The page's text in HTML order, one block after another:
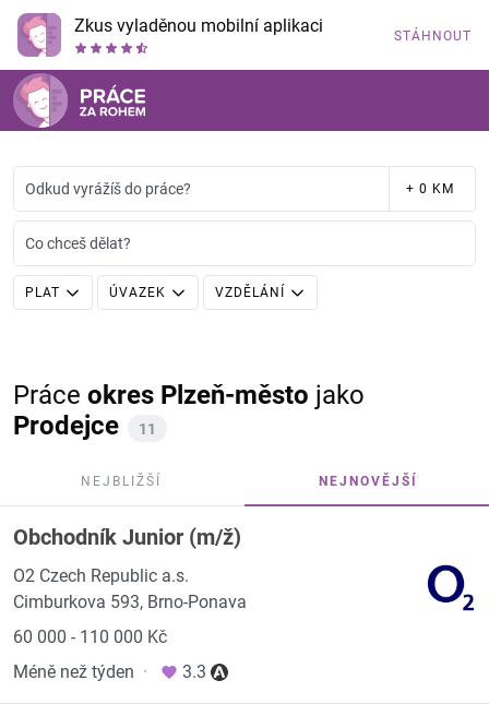
Zkus vyladěnou mobilní aplikaci STÁHNOUT
Odkud vyrážíš do práce? + 0 KM
Co chceš dělat?
PLAT ÚVAZEK VZDĚLÁNÍ
Práce okres Plzeň-město jako
Prodejce
11
NEJBLIŽŠÍ NEJNOVĚJŠÍ
Obchodník Junior (m/ž)
O2 Czech Republic a.s.
Cimburkova 593, Brno-Ponava
60 000 - 110 000 Kč
Méně než týden · 3.3